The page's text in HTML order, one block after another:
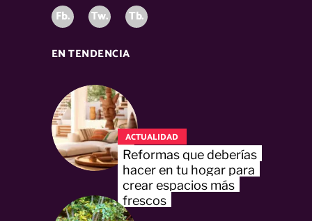
Fb. Tw. Tb.
EN TENDENCIA
ACTUALIDAD
Reformas que deberías
hacer en tu hogar para
crear espacios más
frescos